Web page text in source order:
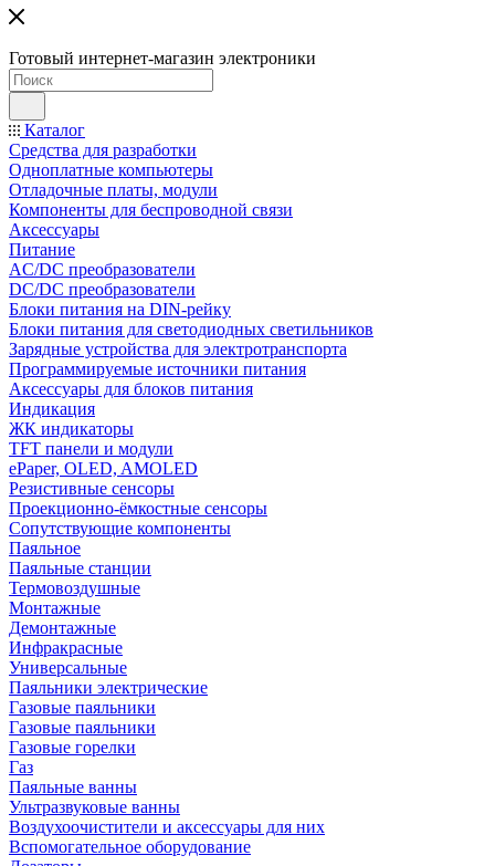
Готовый интернет-магазин электроники
Каталог
Средства для разработки
Одноплатные компьютеры
Отладочные платы, модули
Компоненты для беспроводной связи
Аксессуары
Питание
AC/DC преобразователи
DC/DC преобразователи
Блоки питания на DIN-рейку
Блоки питания для светодиодных светильников
Зарядные устройства для электротранспорта
Программируемые источники питания
Аксессуары для блоков питания
Индикация
ЖК индикаторы
TFT панели и модули
ePaper, OLED, AMOLED
Резистивные сенсоры
Проекционно-ёмкостные сенсоры
Сопутствующие компоненты
Паяльное
Паяльные станции
Термовоздушные
Монтажные
Демонтажные
Инфракрасные
Универсальные
Паяльники электрические
Газовые паяльники
Газовые паяльники
Газовые горелки
Газ
Паяльные ванны
Ультразвуковые ванны
Воздухоочистители и аксессуары для них
Вспомогательное оборудование